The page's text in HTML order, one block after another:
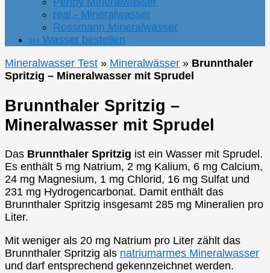
real,- Mineralwasser
Rossmann Mineralwasser
››› Wasser bestellen
Mineralwasser Test » Mineralwässer » Brunnthaler
Spritzig – Mineralwasser mit Sprudel
Brunnthaler Spritzig –
Mineralwasser mit Sprudel
Das Brunnthaler Spritzig ist ein Wasser mit Sprudel.
Es enthält 5 mg Natrium, 2 mg Kalium, 6 mg Calcium,
24 mg Magnesium, 1 mg Chlorid, 16 mg Sulfat und
231 mg Hydrogencarbonat. Damit enthält das
Brunnthaler Spritzig insgesamt 285 mg Mineralien pro
Liter.
Mit weniger als 20 mg Natrium pro Liter zählt das
Brunnthaler Spritzig als natriumarmes Mineralwasser
und darf entsprechend gekennzeichnet werden.